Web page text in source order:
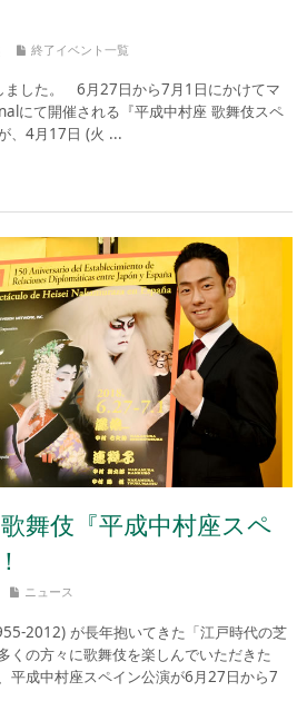
終了イベント一覧
ました。 6月27日から7月1日にかけてマ
にて開催される『平成中村座 歌舞伎スペ
、4月17日 (火 ...
舞伎『平成中村座スペ
ニュース
2012) が長年抱いてきた「江戸時代の芝
くの方々に歌舞伎を楽しんでいただきた
平成中村座スペイン公演が6月27日から7